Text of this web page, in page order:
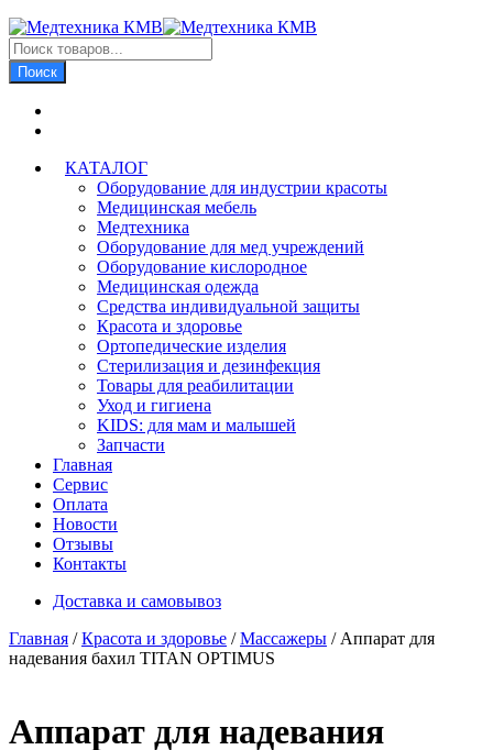
Поиск
товаров
Поиск
КАТАЛОГ
Оборудование для индустрии красоты
Медицинская мебель
Медтехника
Оборудование для мед учреждений
Оборудование кислородное
Медицинская одежда
Средства индивидуальной защиты
Красота и здоровье
Ортопедические изделия
Стерилизация и дезинфекция
Товары для реабилитации
Уход и гигиена
KIDS: для мам и малышей
Запчасти
Главная
Сервис
Оплата
Новости
Отзывы
Контакты
Доставка и самовывоз
Главная /Красота и здоровье /Массажеры / Аппарат для
надевания бахил TITAN ОPTIMUS
Аппарат для надевания